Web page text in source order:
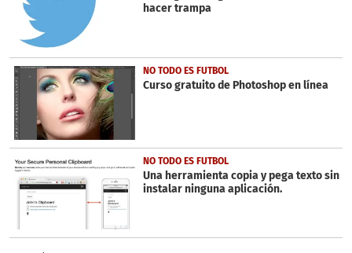
hacer trampa
NO TODO ES FUTBOL
Curso gratuito de Photoshop en línea
NO TODO ES FUTBOL
Una herramienta copia y pega texto sin
instalar ninguna aplicación.